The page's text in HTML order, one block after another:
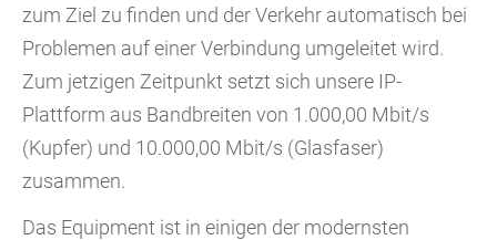
zum Ziel zu finden und der Verkehr automatisch bei
Problemen auf einer Verbindung umgeleitet wird.
Zum jetzigen Zeitpunkt setzt sich unsere IP-
Plattform aus Bandbreiten von 1.000,00 Mbit/s
(Kupfer) und 10.000,00 Mbit/s (Glasfaser)
zusammen.
Das Equipment ist in einigen der modernsten